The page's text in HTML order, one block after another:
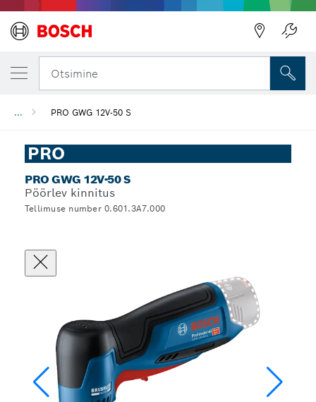
Otsimine
... PRO GWG 12V-50 S
PRO
PRO GWG 12V-50 S
Pöörlev kinnitus
Tellimuse number 0.601.3A7.000